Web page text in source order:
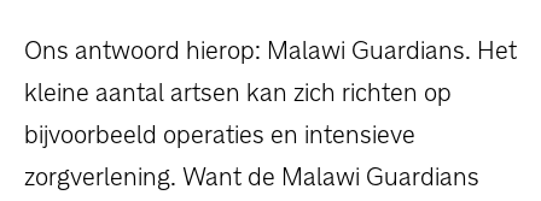
Ons antwoord hierop: Malawi Guardians. Het
kleine aantal artsen kan zich richten op
bijvoorbeeld operaties en intensieve
zorgverlening. Want de Malawi Guardians